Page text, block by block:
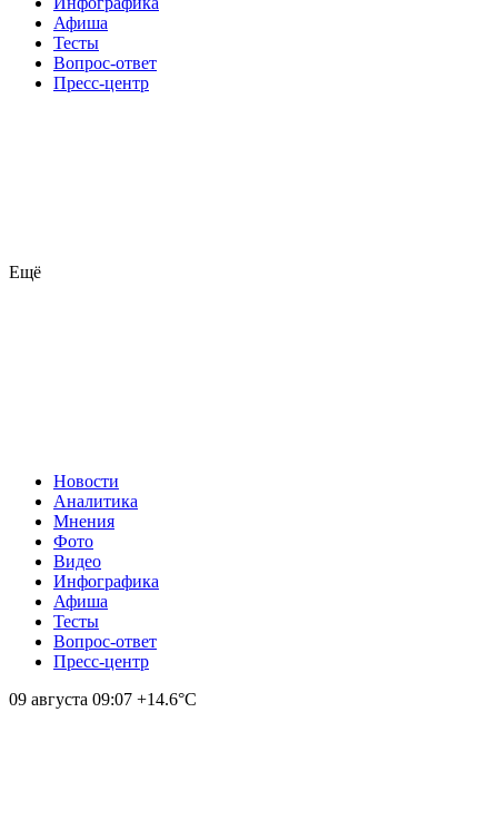
Афиша
Тесты
Вопрос-ответ
Пресс-центр
Ещё
Новости
Аналитика
Мнения
Фото
Видео
Инфографика
Афиша
Тесты
Вопрос-ответ
Пресс-центр
09 августа 09:07 +14.6°С